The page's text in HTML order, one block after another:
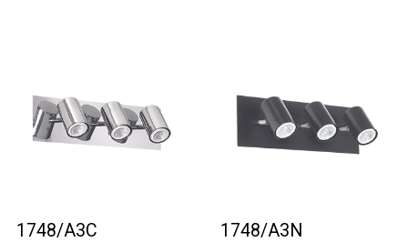
1748/A3C 1748/A3N